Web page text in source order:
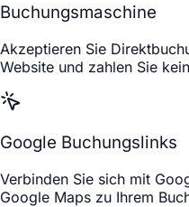
Buchungsmaschine
Akzeptieren Sie
Website und zahlen Sie
Google Buchungslinks
Verbinden Sie sich mit
Google Maps zu Ihrem